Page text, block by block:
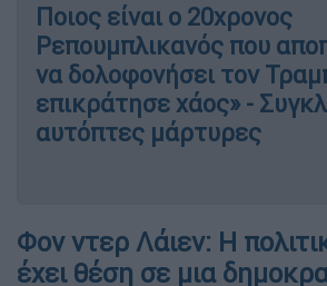
Ποιος είναι ο 20χρονος
Ρεπουμπλικανός που
να δολοφονήσει τον
επικράτησε χάος» -
αυτόπτες μάρτυρες
Φον ντερ Λάιεν: H
έχει θέση σε μια